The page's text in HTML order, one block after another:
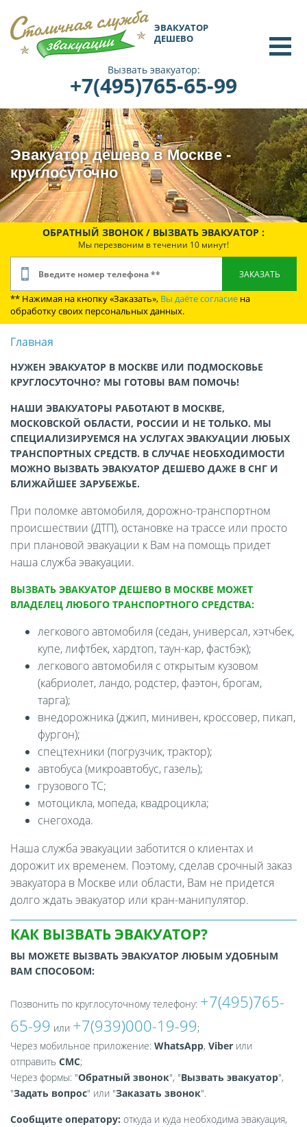
ЭВАКУАТОР
ДЕШЕВО
Вызвать эвакуатор:
+7(495)765-65-99
Эвакуатор дешево в Москве -
круглосуточно
ОБРАТНЫЙ ЗВОНОК / ВЫЗВАТЬ ЭВАКУАТОР :
Мы перезвоним в течении 10 минут!
** Нажимая на кнопку «Заказать», Вы даёте согласие на
обработку своих персональных данных.
Главная
НУЖЕН ЭВАКУАТОР В МОСКВЕ ИЛИ ПОДМОСКОВЬЕ
КРУГЛОСУТОЧНО? МЫ ГОТОВЫ ВАМ ПОМОЧЬ!
НАШИ ЭВАКУАТОРЫ РАБОТАЮТ В МОСКВЕ,
МОСКОВСКОЙ ОБЛАСТИ, РОССИИ И НЕ ТОЛЬКО. МЫ
СПЕЦИАЛИЗИРУЕМСЯ НА УСЛУГАХ ЭВАКУАЦИИ ЛЮБЫХ
ТРАНСПОРТНЫХ СРЕДСТВ. В СЛУЧАЕ НЕОБХОДИМОСТИ
МОЖНО ВЫЗВАТЬ ЭВАКУАТОР ДЕШЕВО ДАЖЕ В СНГ И
БЛИЖАЙШЕЕ ЗАРУБЕЖЬЕ.
При поломке автомобиля, дорожно-транспортном
происшествии (ДТП), остановке на трассе или просто
при плановой эвакуации к Вам на помощь придет
наша служба эвакуации.
ВЫЗВАТЬ ЭВАКУАТОР ДЕШЕВО В МОСКВЕ МОЖЕТ
ВЛАДЕЛЕЦ ЛЮБОГО ТРАНСПОРТНОГО СРЕДСТВА:
легкового автомобиля (седан, универсал, хэтчбек,
купе, лифтбек, хардтоп, таун-кар, фастбэк);
легкового автомобиля с открытым кузовом
(кабриолет, ландо, родстер, фаэтон, брогам,
тарга);
внедорожника (джип, минивен, кроссовер, пикап,
фургон);
спецтехники (погрузчик, трактор);
автобуса (микроавтобус, газель);
грузового ТС;
мотоцикла, мопеда, квадроцикла;
снегохода.
Наша служба эвакуации заботится о клиентах и
дорожит их временем. Поэтому, сделав срочный заказ
эвакуатора в Москве или области, Вам не придется
долго ждать эвакуатор или кран-манипулятор.
КАК ВЫЗВАТЬ ЭВАКУАТОР?
ВЫ МОЖЕТЕ ВЫЗВАТЬ ЭВАКУАТОР ЛЮБЫМ УДОБНЫМ
ВАМ СПОСОБОМ:
Позвонить по круглосуточному телефону: +7(495)765-
65-99 или +7(939)000-19-99;
Через мобильное приложение: WhatsApp, Viber или
отправить СМС;
Через формы: "Обратный звонок", "Вызвать эвакуатор",
"Задать вопрос" или "Заказать звонок".
Сообщите оператору: откуда и куда необходима эвакуация,